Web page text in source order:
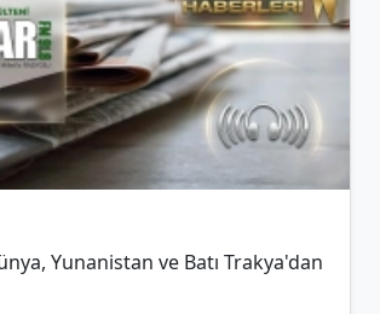
Yunanistan ve Batı Trakya'dan